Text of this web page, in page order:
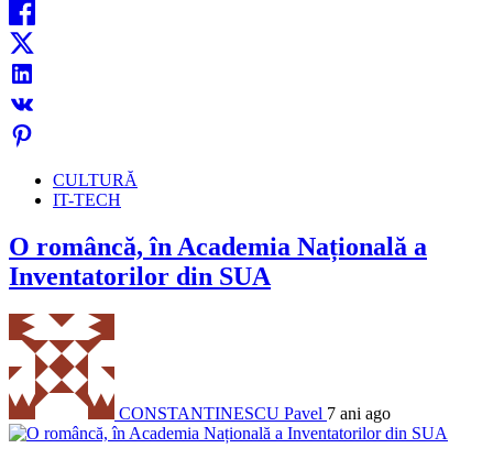
CULTURĂ
IT-TECH
O româncă, în Academia Națională a
Inventatorilor din SUA
CONSTANTINESCU Pavel 7 ani ago